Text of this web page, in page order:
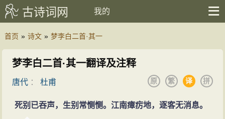
古诗词网 我的
首页 » 诗文 » 梦李白二首·其一
梦李白二首·其一翻译及注释
唐代 ：杜甫 拼
译
繁
原
死别已吞声，生别常恻恻。江南瘴疠地，逐客无消息。